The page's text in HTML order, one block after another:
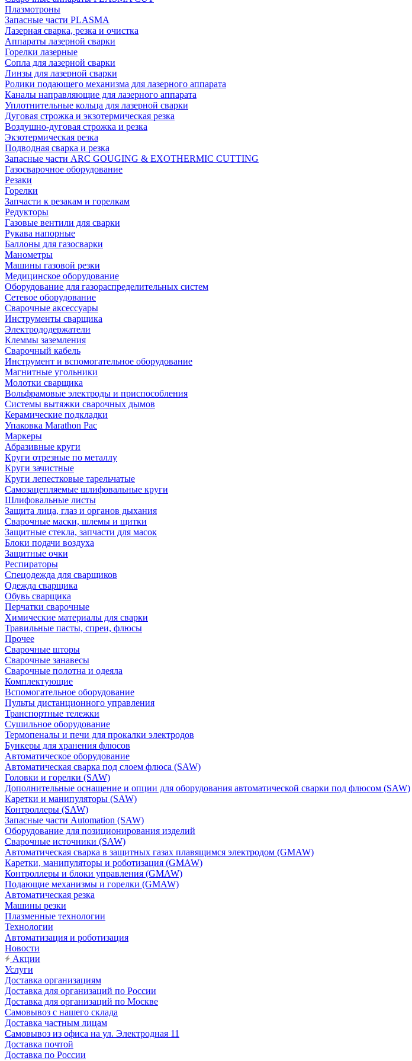
Плазмотроны
Запасные части PLASMA
Лазерная сварка, резка и очистка
Аппараты лазерной сварки
Горелки лазерные
Сопла для лазерной сварки
Линзы для лазерной сварки
Ролики подающего механизма для лазерного аппарата
Каналы направляющие для лазерного аппарата
Уплотнительные кольца для лазерной сварки
Дуговая строжка и экзотермическая резка
Воздушно-дуговая строжка и резка
Экзотермическая резка
Подводная сварка и резка
Запасные части ARC GOUGING & EXOTHERMIC CUTTING
Газосварочное оборудование
Резаки
Горелки
Запчасти к резакам и горелкам
Редукторы
Газовые вентили для сварки
Рукава напорные
Баллоны для газосварки
Манометры
Машины газовой резки
Медицинское оборудование
Оборудование для газораспределительных систем
Сетевое оборудование
Сварочные аксессуары
Инструменты сварщика
Электрододержатели
Клеммы заземления
Сварочный кабель
Инструмент и вспомогательное оборудование
Магнитные угольники
Молотки сварщика
Вольфрамовые электроды и приспособления
Системы вытяжки сварочных дымов
Керамические подкладки
Упаковка Marathon Pac
Маркеры
Абразивные круги
Круги отрезные по металлу
Круги зачистные
Круги лепестковые тарельчатые
Самозацепляемые шлифовальные круги
Шлифовальные листы
Защита лица, глаз и органов дыхания
Сварочные маски, шлемы и щитки
Защитные стекла, запчасти для масок
Блоки подачи воздуха
Защитные очки
Респираторы
Спецодежда для сварщиков
Одежда сварщика
Обувь сварщика
Перчатки сварочные
Химические материалы для сварки
Травильные пасты, спреи, флюсы
Прочее
Сварочные шторы
Сварочные занавесы
Сварочные полотна и одеяла
Комплектующие
Вспомогательное оборудование
Пульты дистанционного управления
Транспортные тележки
Сушильное оборудование
Термопеналы и печи для прокалки электродов
Бункеры для хранения флюсов
Автоматическое оборудование
Автоматическая сварка под слоем флюса (SAW)
Головки и горелки (SAW)
Дополнительные оснащение и опции для оборудования автоматической сварки под флюсом (SAW)
Каретки и манипуляторы (SAW)
Контроллеры (SAW)
Запасные части Automation (SAW)
Оборудование для позиционирования изделий
Сварочные источники (SAW)
Автоматическая сварка в защитных газах плавящимся электродом (GMAW)
Каретки, манипуляторы и роботизация (GMAW)
Контроллеры и блоки управления (GMAW)
Подающие механизмы и горелки (GMAW)
Автоматическая резка
Машины резки
Плазменные технологии
Технологии
Автоматизация и роботизация
Новости
Акции
Услуги
Доставка организациям
Доставка для организаций по России
Доставка для организаций по Москве
Самовывоз с нашего склада
Доставка частным лицам
Самовывоз из офиса на ул. Электродная 11
Доставка почтой
Доставка по России